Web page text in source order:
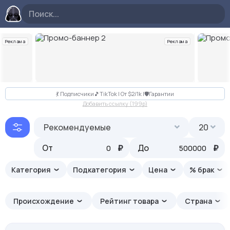
Реклама Реклама
Слайд 2 из 10
💃 Подписчики🎵TikTok | От $2/1k |🛡Гарантии
Добавить ссылку (199p)
Рекомендуемые
От
₽ До ₽
20
Категория Подкатегория Цена % брак
Происхождение Рейтинг товара Страна